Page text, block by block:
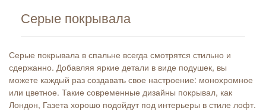
Серые покрывала
Серые покрывала в спальне всегда смотрятся стильно и
сдержанно. Добавляя яркие детали в виде подушек, вы
можете каждый раз создавать свое настроение: монохромное
или цветное. Такие современные дизайны покрывал, как
Лондон, Газета хорошо подойдут под интерьеры в стиле лофт.